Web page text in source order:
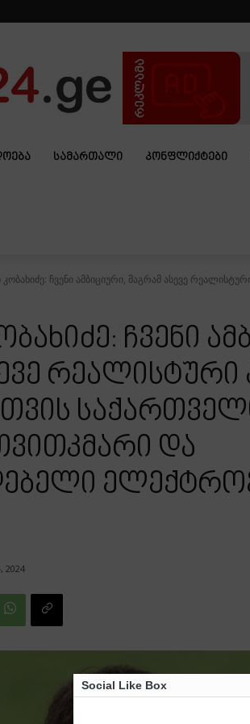
ᲡᲐᲛᲐᲠᲗᲐᲚᲘ ᲙᲝᲜᲤᲚᲘᲥᲢᲔᲑᲘ
ჩვენი ამბიციური, მაგრამ ასევე
ჩვენი
რეალისტური
და
2024
Social Like Box